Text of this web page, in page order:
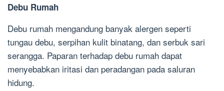
Debu Rumah
Debu rumah mengandung banyak alergen seperti
tungau debu, serpihan kulit binatang, dan serbuk sari
serangga. Paparan terhadap debu rumah dapat
menyebabkan iritasi dan peradangan pada saluran
hidung.